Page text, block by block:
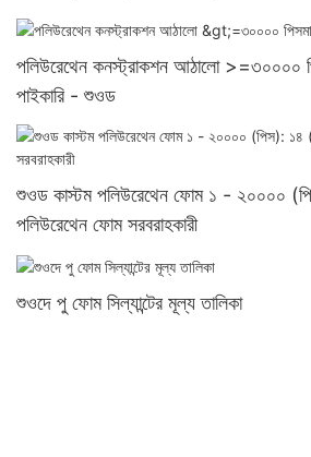
পলিউরেথেন কনস্ট্রাকশন আঠালো >=৩০০০০
পাইকারি - শুওড
শুওড কাস্টম পলিউরেথেন ফোম ১ - ২০০০০
পলিউরেথেন ফোম সরবরাহকারী
শুওদে পু ফোম সিল্যান্টের মূল্য তালিকা